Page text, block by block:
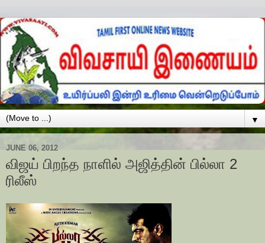
▼
JUNE 06, 2012
விஜய் பிறந்த நாளில் அஜித்தின் பில்லா 2
ரிலீஸ்